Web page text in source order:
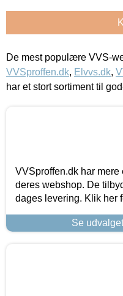
De mest populære VVS-
VVSproffen.dk, Elvvs.dk,
har et stort sortiment til
VVSproffen.dk har
deres webshop. De
dages levering. Klik her
Se